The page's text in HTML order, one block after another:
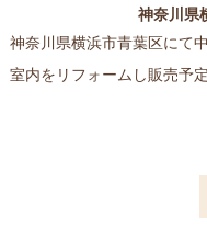
神奈川県
神奈川県横浜市青葉区にて
室内をリフォームし販売予定